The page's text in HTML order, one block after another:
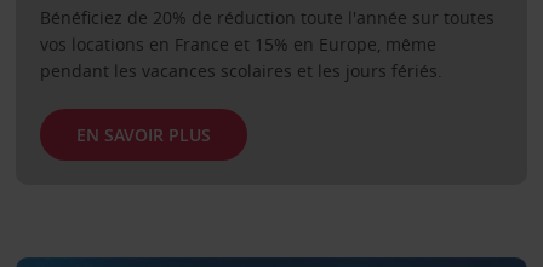
Bénéficiez de 20% de réduction toute l'année sur toutes
vos locations en France et 15% en Europe, même
pendant les vacances scolaires et les jours fériés.
EN SAVOIR PLUS